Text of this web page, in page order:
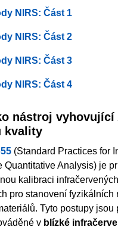
NIRS: Část 1
NIRS: Část 2
NIRS: Část 3
NIRS: Část 4
nástroj vyhovující
kvality
(Standard Practices for
Quantitative Analysis) je
kalibraci
pro stanovení fyzikálních
Tyto postupy jsou
v blízké